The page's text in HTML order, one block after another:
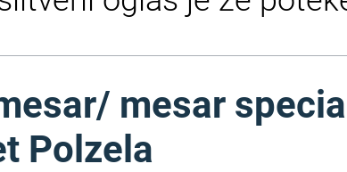
mesar
Polzela